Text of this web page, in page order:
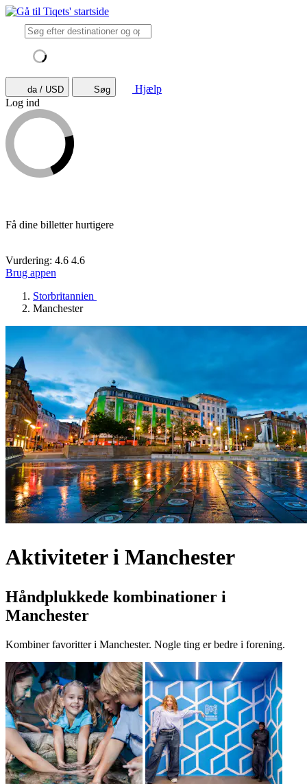
da / USD Søg
Hjælp
Log ind
Få dine billetter hurtigere
Vurdering: 4.6 4.6
Brug appen
Storbritannien
Manchester
Aktiviteter i Manchester
Håndplukkede kombinationer i
Manchester
Kombiner favoritter i Manchester. Nogle ting er bedre i forening.